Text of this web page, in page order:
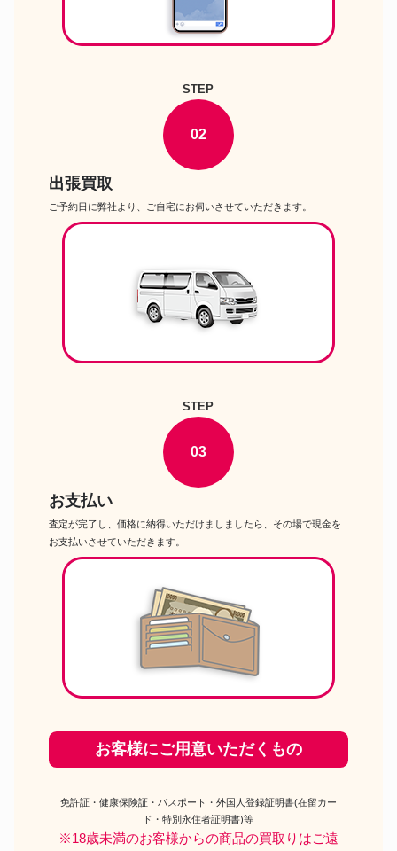
STEP
02
出張買取
ご予約日に弊社より、ご自宅にお伺いさせていただきます。
STEP
03
お支払い
査定が完了し、価格に納得いただけましましたら、その場で現金を
お支払いさせていただきます。
お客様にご用意いただくもの
免許証・健康保険証・パスポート・外国人登録証明書(在留カー
ド・特別永住者証明書)等
※18歳未満のお客様からの商品の買取りはご遠